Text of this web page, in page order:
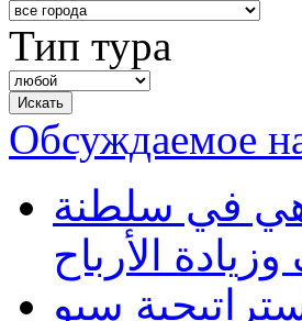
Тип тура
Обсуждаемое
في سلطنة
الأرباح
سيو